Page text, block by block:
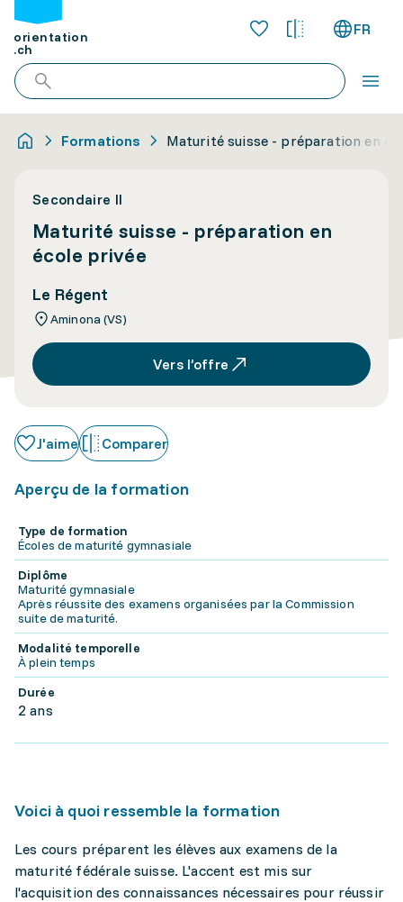
orientation
.ch
FR
Formations Maturité suisse - préparation en
Secondaire II
Maturité suisse - préparation en
école privée
Le Régent
Aminona (VS)
Vers l’offre
J'aime Comparer
Aperçu de la formation
Type de formation
Écoles de maturité gymnasiale
Diplôme
Maturité gymnasiale
Après réussite des examens organisées par la Commission
suite de maturité.
Modalité temporelle
À plein temps
Durée
2 ans
Voici à quoi ressemble la formation
Les cours préparent les élèves aux examens de la
maturité fédérale suisse. L'accent est mis sur
l'acquisition des connaissances nécessaires pour réussir